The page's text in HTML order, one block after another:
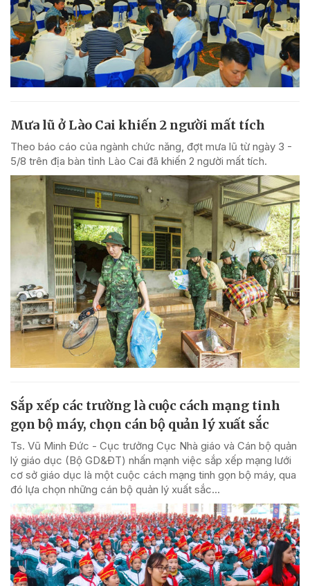
Mưa lũ ở Lào Cai khiến 2 người mất tích
Theo báo cáo của ngành chức năng, đợt mưa lũ từ ngày 3 -
5/8 trên địa bàn tỉnh Lào Cai đã khiến 2 người mất tích.
Sắp xếp các trường là cuộc cách mạng tinh
gọn bộ máy, chọn cán bộ quản lý xuất sắc
Ts. Vũ Minh Đức - Cục trưởng Cục Nhà giáo và Cán bộ quản
lý giáo dục (Bộ GD&ĐT) nhấn mạnh việc sắp xếp mạng lưới
cơ sở giáo dục là một cuộc cách mạng tinh gọn bộ máy, qua
đó lựa chọn những cán bộ quản lý xuất sắc...